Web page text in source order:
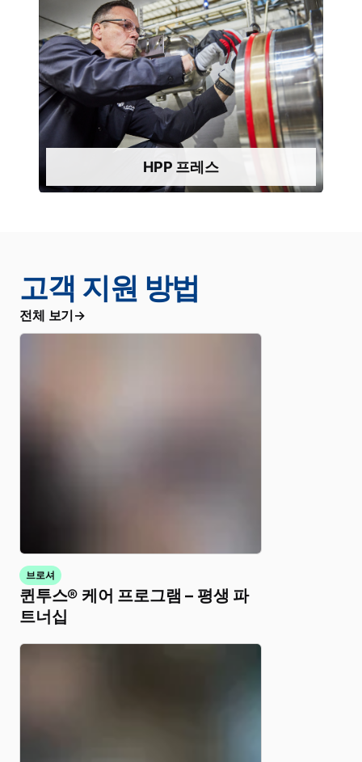
HPP 프레스
HPP 프레스
안심하고 사용할 수 있도록 설계되어 예기치 않은
다운타임을 최소화하고, 예비 부품에 묶여 있는 자
본을 줄이며, 언제 무엇을 재고로 확보해야 할지 추
측할 필요가 없습니다. HPP 프로덕션을 안정적으
로 운영하세요.
더 알아보기
고객 지원 방법
전체 보기
브로셔
퀸투스® 케어 프로그램 – 평생 파
트너십